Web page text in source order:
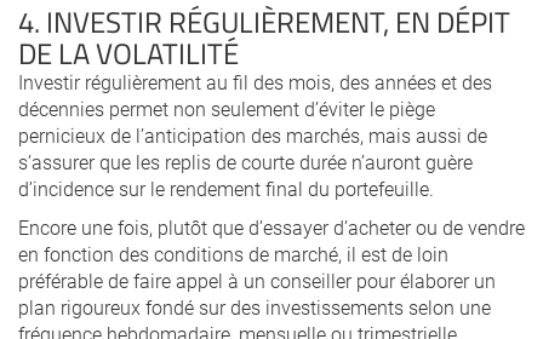
4. INVESTIR RÉGULIÈREMENT, EN DÉPIT
DE LA VOLATILITÉ
Investir régulièrement au fil des mois, des années et des
décennies permet non seulement d’éviter le piège
pernicieux de l’anticipation des marchés, mais aussi de
s’assurer que les replis de courte durée n’auront guère
d’incidence sur le rendement final du portefeuille.
Encore une fois, plutôt que d’essayer d’acheter ou de vendre
en fonction des conditions de marché, il est de loin
préférable de faire appel à un conseiller pour élaborer un
plan rigoureux fondé sur des investissements selon une
fréquence hebdomadaire, mensuelle ou trimestrielle.